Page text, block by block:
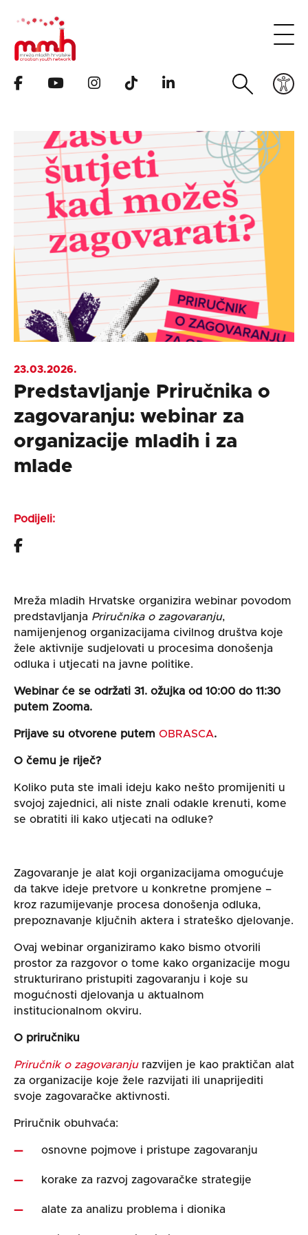
23.03.2026.
Predstavljanje Priručnika o
zagovaranju: webinar za
organizacije mladih i za
mlade
Podijeli:
Mreža mladih Hrvatske organizira webinar povodom
predstavljanja Priručnika o zagovaranju,
namijenjenog organizacijama civilnog društva koje
žele aktivnije sudjelovati u procesima donošenja
odluka i utjecati na javne politike.
Webinar će se održati 31. ožujka od 10:00 do 11:30
putem Zooma.
Prijave su otvorene putem OBRASCA.
O čemu je riječ?
Koliko puta ste imali ideju kako nešto promijeniti u
svojoj zajednici, ali niste znali odakle krenuti, kome
se obratiti ili kako utjecati na odluke?
Zagovaranje je alat koji organizacijama omogućuje
da takve ideje pretvore u konkretne promjene –
kroz razumijevanje procesa donošenja odluka,
prepoznavanje ključnih aktera i strateško djelovanje.
Ovaj webinar organiziramo kako bismo otvorili
prostor za razgovor o tome kako organizacije mogu
strukturirano pristupiti zagovaranju i koje su
mogućnosti djelovanja u aktualnom
institucionalnom okviru.
O priručniku
Priručnik o zagovaranjurazvijen je kao praktičan alat
za organizacije koje žele razvijati ili unaprijediti
svoje zagovaračke aktivnosti.
Priručnik obuhvaća:
osnovne pojmove i pristupe zagovaranju
korake za razvoj zagovaračke strategije
alate za analizu problema i dionika